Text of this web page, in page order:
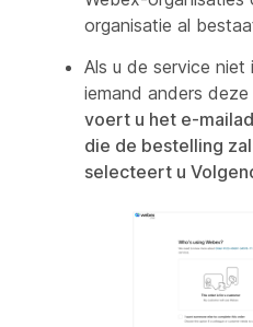
organisatie al
Als u de service niet
iemand anders
voert u het e-
die de bestelling
selecteert u